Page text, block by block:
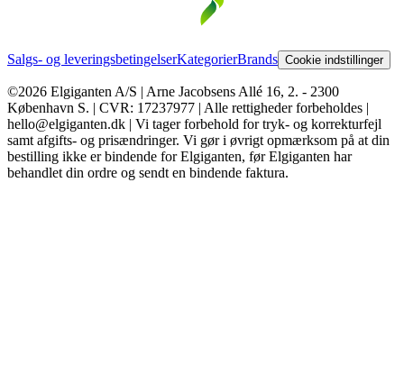
Salgs- og leveringsbetingelserKategorierBrands Cookie indstillinger
©2026 Elgiganten A/S | Arne Jacobsens Allé 16, 2. - 2300
København S. | CVR: 17237977 | Alle rettigheder forbeholdes |
hello@elgiganten.dk | Vi tager forbehold for tryk- og korrekturfejl
samt afgifts- og prisændringer. Vi gør i øvrigt opmærksom på at din
bestilling ikke er bindende for Elgiganten, før Elgiganten har
behandlet din ordre og sendt en bindende faktura.